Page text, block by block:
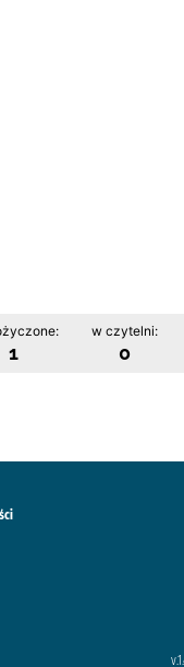
1
w czytelni:
0